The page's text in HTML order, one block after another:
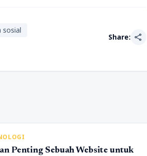
sosial
Share: share
Penting Sebuah Website untuk